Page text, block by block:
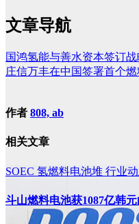
文章导航
国鸿氢能与善水资本签订
庄信万丰在中国签署首个
作者 808, ab
相关文章
SOEC 氢燃料电池堆 行业
斗山燃料电池获1087亿韩